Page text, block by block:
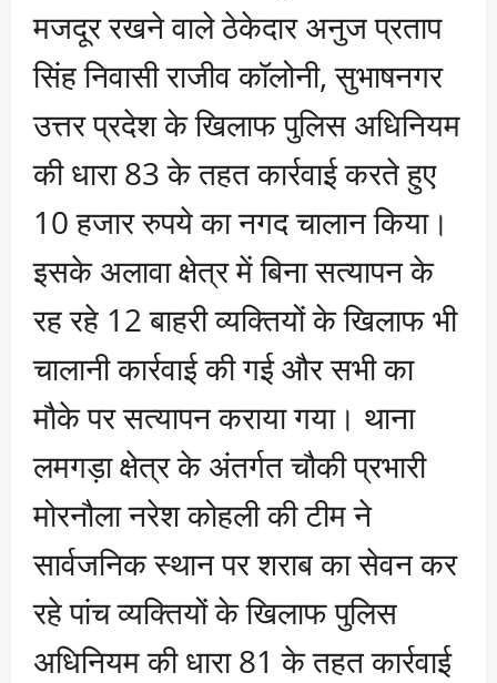
मजदूर रखने वाले ठेकेदार अनुज प्रताप
सिंह निवासी राजीव कॉलोनी, सुभाषनगर
उत्तर प्रदेश के खिलाफ पुलिस अधिनियम
की धारा 83 के तहत कार्रवाई करते हुए
10 हजार रुपये का नगद चालान किया।
इसके अलावा क्षेत्र में बिना सत्यापन के
रह रहे 12 बाहरी व्यक्तियों के खिलाफ भी
चालानी कार्रवाई की गई और सभी का
मौके पर सत्यापन कराया गया। थाना
लमगड़ा क्षेत्र के अंतर्गत चौकी प्रभारी
मोरनौला नरेश कोहली की टीम ने
सार्वजनिक स्थान पर शराब का सेवन कर
रहे पांच व्यक्तियों के खिलाफ पुलिस
अधिनियम की धारा 81 के तहत कार्रवाई